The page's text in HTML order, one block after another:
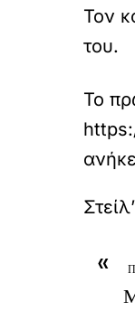
Τον
του.
Το
«